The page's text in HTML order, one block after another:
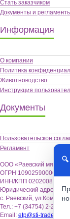
Стать заказчиком
Документы и
Информация
О компании
Политика
Животноводство
Инструкция
Документы
Пользовательское
Регламент
ООО «Раевский
ОГРН 1090259000622
ИНН/КПП 0202008355 /
Юридический адрес:
с. Раевский,
Тел.: +7 (34754) 2-26-70
Email: etp@sti-trade.ru